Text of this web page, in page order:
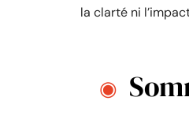
la clarté ni